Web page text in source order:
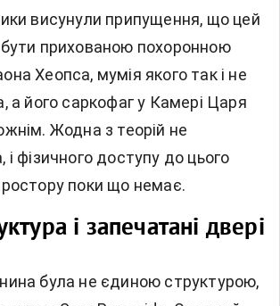
висунули припущення, що цей
прихованою похоронною
Хеопса, мумія якого так і не
а його саркофаг у Камері Царя
Жодна з теорій не
фізичного доступу до цього
поки що немає.
і запечатані двері
була не єдиною структурою,